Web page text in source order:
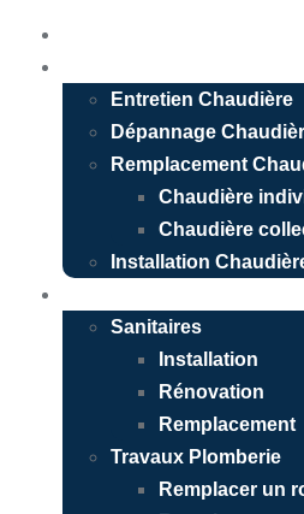
Entretien Chaudière
Dépannage
Remplacement
Chaudière
Chaudière
Installation
Sanitaires
Installation
Rénovation
Remplacement
Travaux Plomberie
Remplacer un